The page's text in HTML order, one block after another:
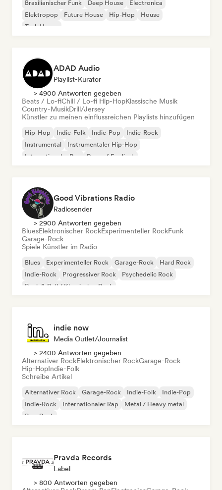
Brasilianischer Funk Deep House
Electronica
Elektropop
Future House Hip-Hop
House
Tech House
ADAD Audio
Playlist-Kurator
> 4900 Antworten gegeben
Beats / Lo-fiChill / Lo-fi Hip-HopKlassische Musik
Country-MusikDrill/Jersey
Künstler zu meinen einflussreichen Playlists hinzufügen
Hip-Hop Indie-Folk Indie-Pop
Indie-Rock
Instrumental
Instrumentaler Hip-Hop
Internationaler Rap
Rap auf Englisch
Good Vibrations Radio
Radiosender
> 2900 Antworten gegeben
BluesElektronischer RockExperimenteller RockFunk
Garage-Rock
Spiele Künstler im Radio
Blues Experimenteller Rock Garage-Rock
Hard Rock
Indie-Rock
Progressiver Rock
Psychedelic Rock
Rock & Roll / Klassischer Rock
indie now
Media Outlet/Journalist
> 2400 Antworten gegeben
Alternativer RockElektronischer RockGarage-Rock
Hip-HopIndie-Folk
Schreibe Artikel
Alternativer Rock Garage-Rock Indie-Folk
Indie-Pop
Indie-Rock
Internationaler Rap
Metal / Heavy metal
Pop-Rock
Pravda Records
Label
> 800 Antworten gegeben